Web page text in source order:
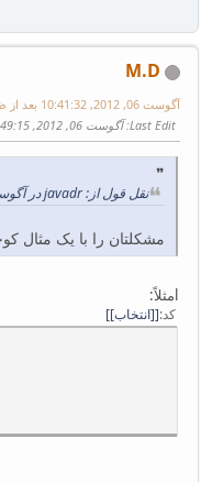
M.D
آگوست 06, 2012, 10:41:32 بعد از ظهر
Last Edit: آگوست 06, 2012, 10:49:15 بعد از ظهر by M.D
نقل قول از: javadr در آگوست 06, 2012, 09:48:44 بعد از ظهر
مشکلتان را با یک مثال
lمثلاً:
کد [انتخاب]